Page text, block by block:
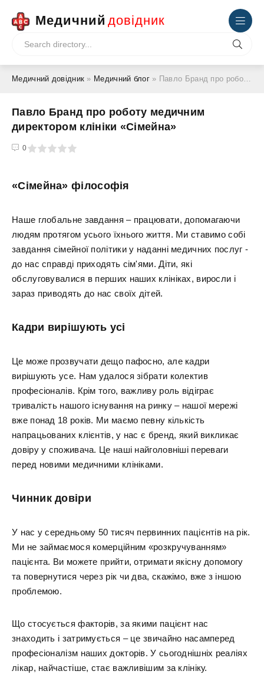
Медичний довідник
Медичний довідник » Медичний блог» Павло Бранд про роботу медичним директором клініки «Сімейна»
Павло Бранд про роботу медичним
директором клініки «Сімейна»
0
5
«Сімейна» філософія
Наше глобальне завдання – працювати, допомагаючи
людям протягом усього їхнього життя. Ми ставимо собі
завдання сімейної політики у наданні медичних послуг -
до нас справді приходять сім'ями. Діти, які
обслуговувалися в перших наших клініках, виросли і
зараз приводять до нас своїх дітей.
Кадри вирішують усі
Це може прозвучати дещо пафосно, але кадри
вирішують усе. Нам удалося зібрати колектив
професіоналів. Крім того, важливу роль відіграє
тривалість нашого існування на ринку – нашої мережі
вже понад 18 років. Ми маємо певну кількість
напрацьованих клієнтів, у нас є бренд, який викликає
довіру у споживача. Це наші найголовніші переваги
перед новими медичними клініками.
Чинник довіри
У нас у середньому 50 тисяч первинних пацієнтів на рік.
Ми не займаємося комерційним «розкручуванням»
пацієнта. Ви можете прийти, отримати якісну допомогу
та повернутися через рік чи два, скажімо, вже з іншою
проблемою.
Що стосується факторів, за якими пацієнт нас
знаходить і затримується – це звичайно насамперед
професіоналізм наших докторів. У сьогоднішніх реаліях
лікар, найчастіше, стає важливішим за клініку.